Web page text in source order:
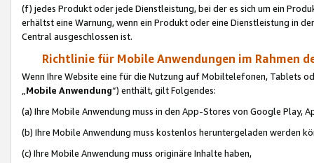
(f) jedes Produkt oder jede Dienstleistung, bei der es sich um ein
erhältst eine Warnung, wenn ein Produkt oder eine Dienstleistung in
Central ausgeschlossen ist.
Richtlinie für Mobile Anwendungen im Rahmen
Wenn Ihre Website eine für die Nutzung auf Mobiltelefonen, Tablets
„Mobile Anwendung“) enthält, gilt Folgendes:
(a) Ihre Mobile Anwendung muss in den App-Stores von Google Play,
(b) Ihre Mobile Anwendung muss kostenlos heruntergeladen werden
(c) Ihre Mobile Anwendung muss originäre Inhalte haben,